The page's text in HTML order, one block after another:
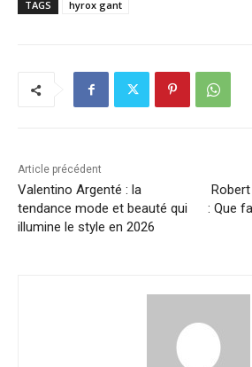
TAGS hyrox gant
Article précédent
Valentino Argenté : la
tendance mode et beauté qui
illumine le style en 2026
: Que